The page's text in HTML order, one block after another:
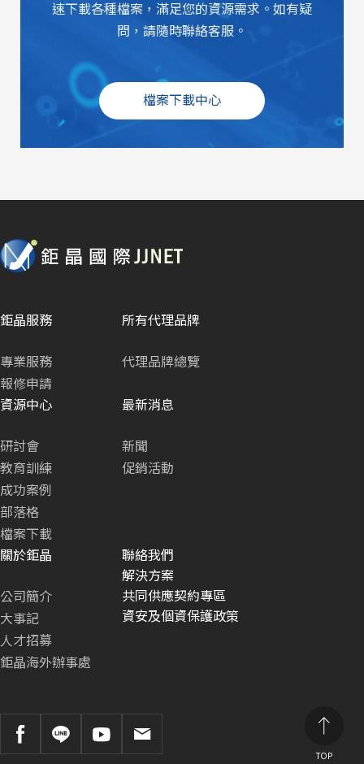
速下載各種檔案，滿足您的資源需求。如有疑
問，請隨時聯絡客服。
檔案下載中心
TOP
鉅晶服務
專業服務
報修申請
所有代理品牌
代理品牌總覽
資源中心
研討會
教育訓練
成功案例
部落格
檔案下載
最新消息
新聞
促銷活動
關於鉅晶
公司簡介
大事記
人才招募
鉅晶海外辦事處
聯絡我們
解決方案
共同供應契約專區
資安及個資保護政策